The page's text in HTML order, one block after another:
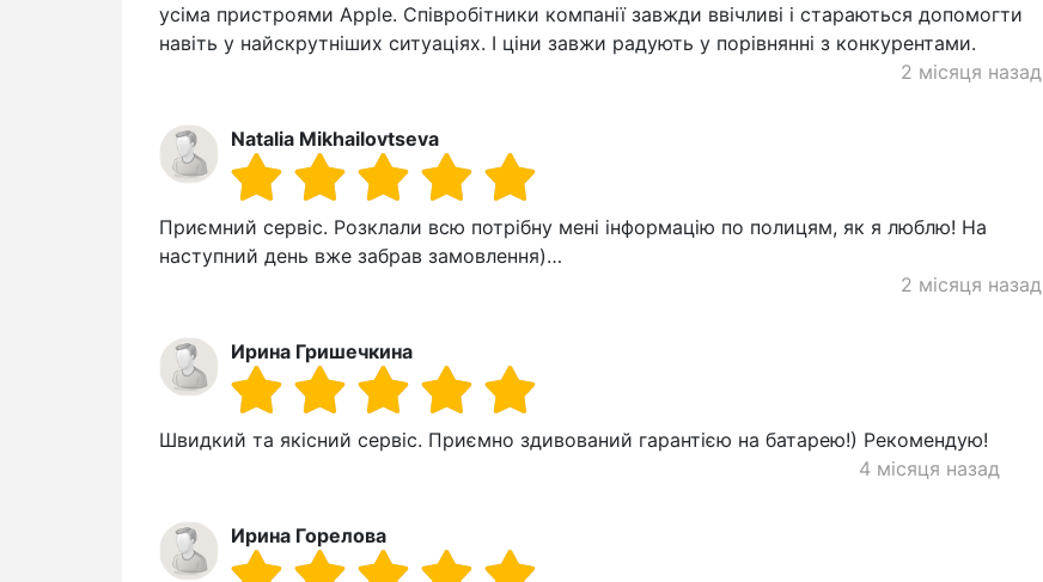
усіма пристроями Apple. Співробітники компанії завжди ввічливі і стараються допомогти
навіть у найскрутніших ситуаціях. І ціни завжи радують у порівнянні з конкурентами.
2 місяця назад
Natalia Mikhailovtseva
Приємний сервіс. Розклали всю потрібну мені інформацію по полицям, як я люблю! На
наступний день вже забрав замовлення)…
2 місяця назад
Ирина Гришечкина
Швидкий та якісний сервіс. Приємно здивований гарантією на батарею!) Рекомендую!
4 місяця назад
Ирина Горелова